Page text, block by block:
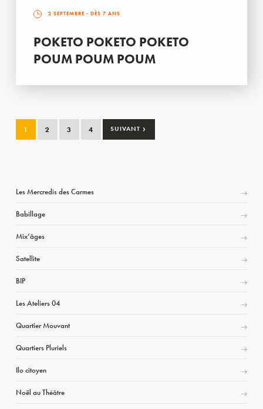
2 SEPTEMBRE - DÈS 7 ANS
POKETO POKETO POKETO
POUM POUM POUM
1 2 3 4 SUIVANT ›
Les Mercredis des Carmes
Babillage
Mix’âges
Satellite
BIP
Les Ateliers 04
Quartier Mouvant
Quartiers Pluriels
Ilo citoyen
Noël au Théâtre